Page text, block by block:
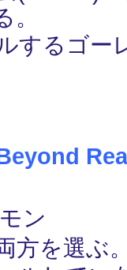
するゴー
ン
方を選ぶ